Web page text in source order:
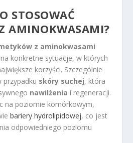
STOSOWAĆ
AMINOKWASAMI?
z aminokwasami
konkretne sytuacje, w których
korzyści. Szczególnie
przypadku skóry suchej, która
nawilżenia i regeneracji.
na poziomie komórkowym,
bariery hydrolipidowej, co jest
odpowiedniego poziomu